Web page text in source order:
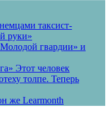
таксист-
руки»
гвардии» и
Этот человек
толпе. Теперь
же Learmonth